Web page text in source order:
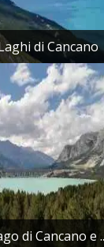
di Cancano
di Cancano e